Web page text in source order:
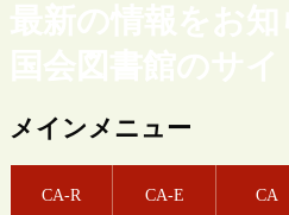
最新の情報をお
国会図書館のサイ
メインメニュー
CA-R CA-E CA